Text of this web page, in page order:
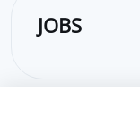
JOBS